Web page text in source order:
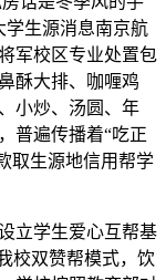
学生源消息南京航
军校区专业处置包
酥大排、咖喱鸡
小炒、汤圆、年
普遍传播着“吃正
取生源地信用帮学
立学生爱心互帮基
校双赞帮模式，饮